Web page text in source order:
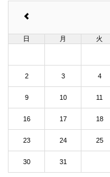
日 月 火
2 3 4
9 10 11
16 17 18
23 24 25
30 31